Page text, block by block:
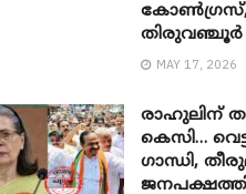
തിരുവഞ്ചൂർ
MAY 17, 2026
രാഹുലിന്
കെസി…
ഗാന്ധി,